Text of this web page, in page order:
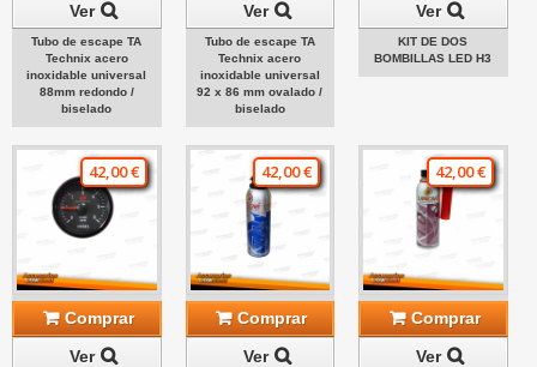
Ver
Tubo de escape TA
Technix acero
inoxidable universal
88mm redondo /
biselado
Ver
Tubo de escape TA
Technix acero
inoxidable universal
92 x 86 mm ovalado /
biselado
Ver
KIT DE DOS
BOMBILLAS LED H3
42,00 €
Comprar
Ver
42,00 €
Comprar
Ver
42,00 €
Comprar
Ver